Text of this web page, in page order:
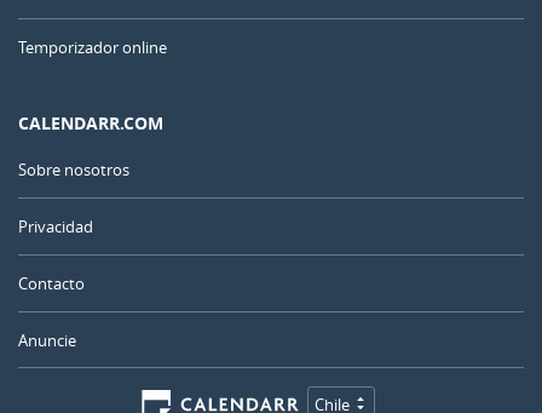
Temporizador online
CALENDARR.COM
Sobre nosotros
Privacidad
Contacto
Anuncie
Chile